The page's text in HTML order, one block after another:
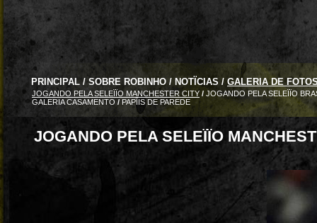
PRINCIPAL / SOBRE ROBINHO / NOTÏCIAS / GALERIA DE
JOGANDO PELA SELEÏÏO MANCHESTER CITY / JOGANDO PELA SELEÏÏO
GALERIA CASAMENTO / PAPÏIS DE PAREDE
JOGANDO PELA SELEÏÏO